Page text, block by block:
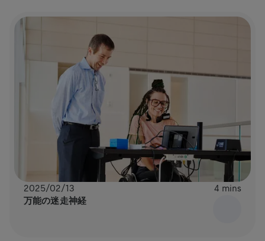
2025/02/13 4 mins
万能の迷走神経